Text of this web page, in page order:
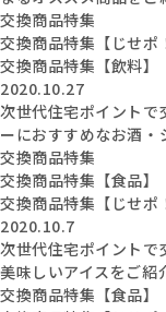
交換商品特集
交換商品特集【じせポ
交換商品特集【飲料】
2020.10.27
次世代住宅ポイントで
ーにおすすめなお酒・
交換商品特集
交換商品特集【食品】
交換商品特集【じせポ
2020.10.7
次世代住宅ポイントで
美味しいアイスをご紹
交換商品特集【食品】